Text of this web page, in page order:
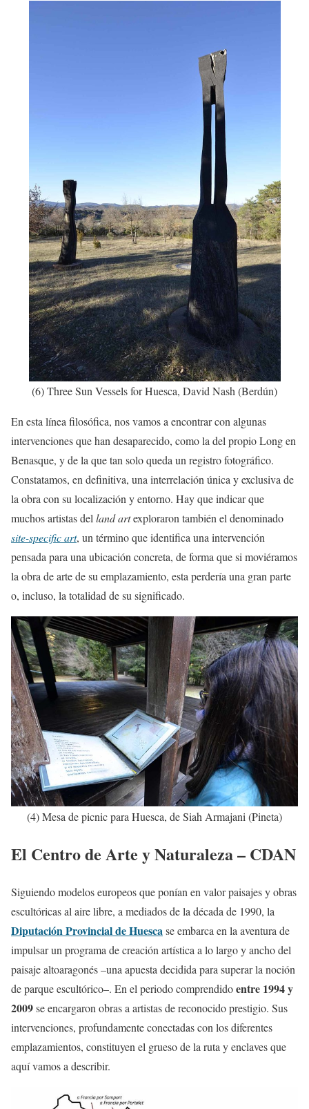
(6) Three Sun Vessels for Huesca, David Nash (Berdún)
En esta línea filosófica, nos vamos a encontrar con algunas
intervenciones que han desaparecido, como la del propio Long en
Benasque, y de la que tan solo queda un registro fotográfico.
Constatamos, en definitiva, una interrelación única y exclusiva de
la obra con su localización y entorno. Hay que indicar que
muchos artistas del land artexploraron también el denominado
site-specific art, un término que identifica una intervención
pensada para una ubicación concreta, de forma que si moviéramos
la obra de arte de su emplazamiento, esta perdería una gran parte
o, incluso, la totalidad de su significado.
(4) Mesa de picnic para Huesca, de Siah Armajani (Pineta)
El Centro de Arte y Naturaleza – CDAN
Siguiendo modelos europeos que ponían en valor paisajes y obras
escultóricas al aire libre, a mediados de la década de 1990, la
Diputación Provincial de Huescase embarca en la aventura de
impulsar un programa de creación artística a lo largo y ancho del
paisaje altoaragonés –una apuesta decidida para superar la noción
de parque escultórico–. En el periodo comprendidoentre 1994 y
2009se encargaron obras a artistas de reconocido prestigio. Sus
intervenciones, profundamente conectadas con los diferentes
emplazamientos, constituyen el grueso de la ruta y enclaves que
aquí vamos a describir.